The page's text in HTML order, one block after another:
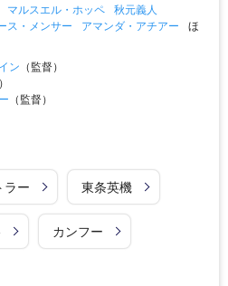
マルスエル・ホッペ 秋元義人
ス・メンサー アマンダ・アチアー
ほ
ン （監督）
（監督）
ラー 東条英機
カンフー